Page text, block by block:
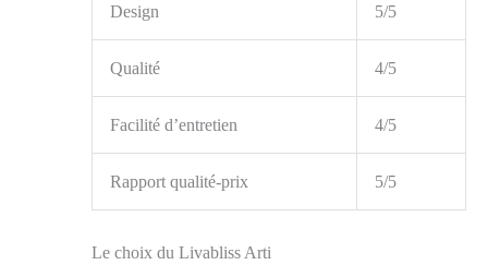
Design 5/5
Qualité 4/5
Facilité d’entretien 4/5
Rapport qualité-prix 5/5
Le choix du Livabliss Arti